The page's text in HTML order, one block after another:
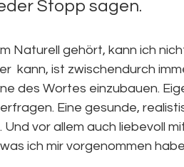
Stopp sagen.
Naturell gehört, kann ich
kann, ist zwischendurch
des Wortes einzubauen.
Eine gesunde,
vor allem auch liebevoll
ich mir vorgenommen